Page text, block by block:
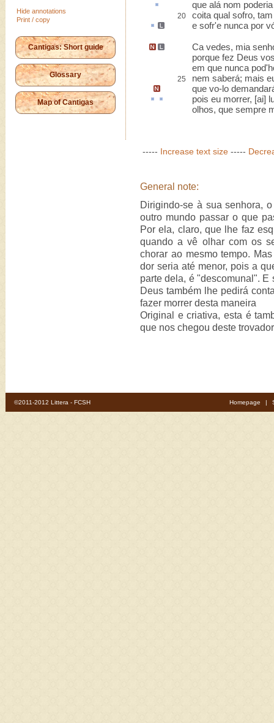
Hide annotations
Print / copy
Cantigas: Short guide
Glossary
Map of Cantigas
que alá nom
20
coita qual sofro,
e sofr'e nunca por
Ca vedes, mia
porque fez Deus
em que nunca
25
nem saberá; mais
que vo-lo
pois eu morrer, [ai]
olhos, que sempre
----- Increase text size -----
General note:
Dirigindo-se à sua senhora,
outro mundo passar o que
Por ela, claro, que lhe faz
quando a vê olhar com os
chorar ao mesmo tempo.
dor seria até menor, pois a
parte dela, é "descomunal".
Deus também lhe pedirá
fazer morrer desta maneira
Original e criativa, esta é
que nos chegou deste
©2011-2012 Littera - FCSH Homepage |